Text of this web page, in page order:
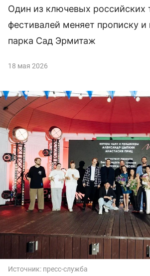
Один из ключевых российских
фестивалей меняет прописку и
парка Сад Эрмитаж
18 мая 2026
Источник: пресс-служба